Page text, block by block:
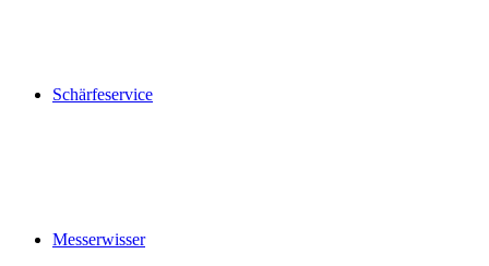
Schärfeservice
Messerwisser